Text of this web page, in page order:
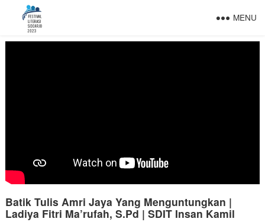
MENU
Batik Tulis Amri Jaya Yang Menguntungkan |
Ladiya Fitri Ma’rufah, S.Pd | SDIT Insan Kamil